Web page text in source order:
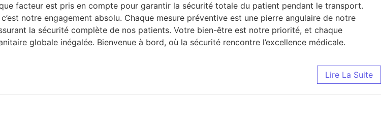
facteur est pris en compte pour garantir la sécurité totale du patient pendant le transport.
notre engagement absolu. Chaque mesure préventive est une pierre angulaire de notre
la sécurité complète de nos patients. Votre bien-être est notre priorité, et chaque
globale inégalée. Bienvenue à bord, où la sécurité rencontre l’excellence médicale.
Lire La Suite